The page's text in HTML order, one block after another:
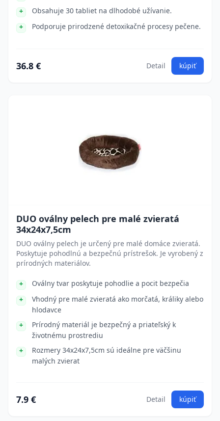
Obsahuje 30 tabliet na dlhodobé užívanie.
Podporuje prirodzené detoxikačné procesy pečene.
36.8 € Detail kúpiť
DUO oválny pelech pre malé zvieratá
34x24x7,5cm
DUO oválny pelech je určený pre malé domáce zvieratá.
Poskytuje pohodlnú a bezpečnú prístrešok. Je vyrobený z
prírodných materiálov.
Oválny tvar poskytuje pohodlie a pocit bezpečia
Vhodný pre malé zvieratá ako morčatá, králiky alebo
hlodavce
Prírodný materiál je bezpečný a priateľský k
životnému prostrediu
Rozmery 34x24x7,5cm sú ideálne pre väčšinu
malých zvierat
7.9 € Detail kúpiť